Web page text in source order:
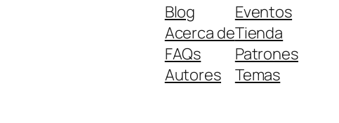
Blog
Acerca de
FAQs
Autores
Eventos
Tienda
Patrones
Temas